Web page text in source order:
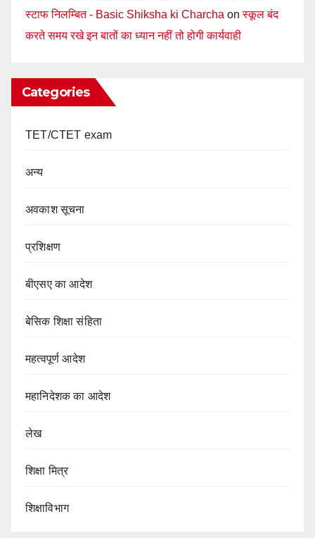
स्टाफ निलम्बित - Basic Shiksha ki Charcha onस्कूल बंद
करते समय रखे इन बातों का ध्यान नहीं तो होगी कार्यवाही
Categories
TET/CTET exam
अन्य
अवकाश सूचना
प्रशिक्षण
बीएसए का आदेश
बेसिक शिक्षा संहिता
महत्वपूर्ण आदेश
महानिदेशक का आदेश
लेख
शिक्षा मित्र
शिक्षाविभाग